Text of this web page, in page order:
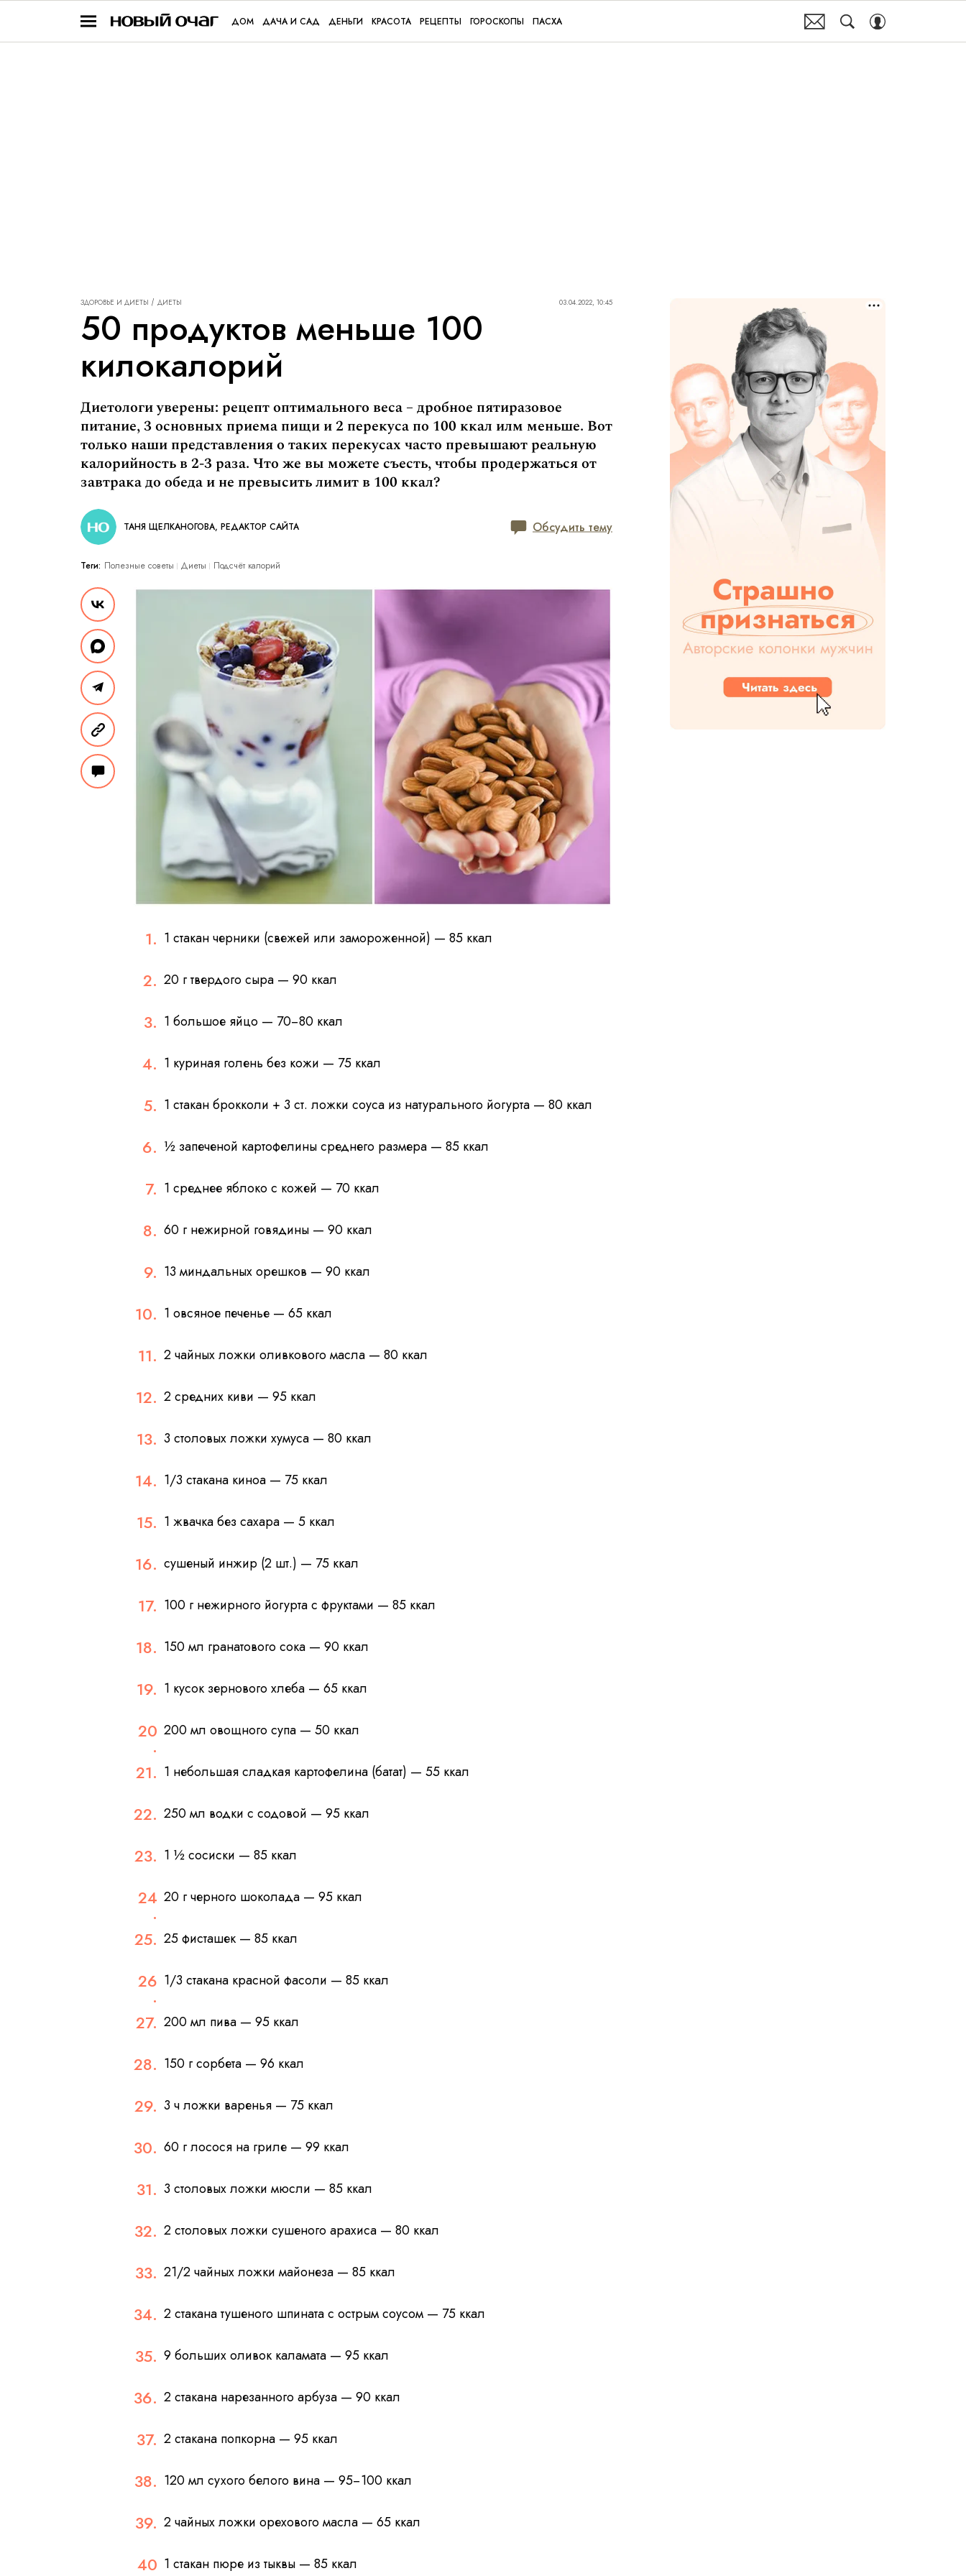
ДОМ ДАЧА И САД ДЕНЬГИ КРАСОТА РЕЦЕПТЫ ГОРОСКОПЫ ПАСХА
ЗДОРОВЬЕ И ДИЕТЫ ДИЕТЫ 03.04.2022, 10:45
50 продуктов меньше 100
килокалорий
Диетологи уверены: рецепт оптимального веса – дробное пятиразовое
питание, 3 основных приема пищи и 2 перекуса по 100 ккал илм меньше. Вот
только наши представления о таких перекусах часто превышают реальную
калорийность в 2-3 раза. Что же вы можете съесть, чтобы продержаться от
завтрака до обеда и не превысить лимит в 100 ккал?
ТАНЯ ЩЕЛКАНОГОВА, РЕДАКТОР САЙТА Обсудить тему
Теги: Полезные советы Диеты Подсчёт калорий
1 стакан черники (свежей или замороженной) — 85 ккал
20 г твердого сыра — 90 ккал
1 большое яйцо — 70−80 ккал
1 куриная голень без кожи — 75 ккал
1 стакан брокколи + 3 ст. ложки соуса из натурального йогурта — 80 ккал
½ запеченой картофелины среднего размера — 85 ккал
1 среднее яблоко с кожей — 70 ккал
60 г нежирной говядины — 90 ккал
13 миндальных орешков — 90 ккал
1 овсяное печенье — 65 ккал
2 чайных ложки оливкового масла — 80 ккал
2 средних киви — 95 ккал
3 столовых ложки хумуса — 80 ккал
1/3 стакана киноа — 75 ккал
1 жвачка без сахара — 5 ккал
сушеный инжир (2 шт.) — 75 ккал
100 г нежирного йогурта с фруктами — 85 ккал
150 мл гранатового сока — 90 ккал
1 кусок зернового хлеба — 65 ккал
200 мл овощного супа — 50 ккал
1 небольшая сладкая картофелина (батат) — 55 ккал
250 мл водки с содовой — 95 ккал
1 ½ сосиски — 85 ккал
20 г черного шоколада — 95 ккал
25 фисташек — 85 ккал
1/3 стакана красной фасоли — 85 ккал
200 мл пива — 95 ккал
150 г сорбета — 96 ккал
3 ч ложки варенья — 75 ккал
60 г лосося на гриле — 99 ккал
3 столовых ложки мюсли — 85 ккал
2 столовых ложки сушеного арахиса — 80 ккал
21/2 чайных ложки майонеза — 85 ккал
2 стакана тушеного шпината с острым соусом — 75 ккал
9 больших оливок каламата — 95 ккал
2 стакана нарезанного арбуза — 90 ккал
2 стакана попкорна — 95 ккал
120 мл сухого белого вина — 95−100 ккал
2 чайных ложки орехового масла — 65 ккал
1 стакан пюре из тыквы — 85 ккал